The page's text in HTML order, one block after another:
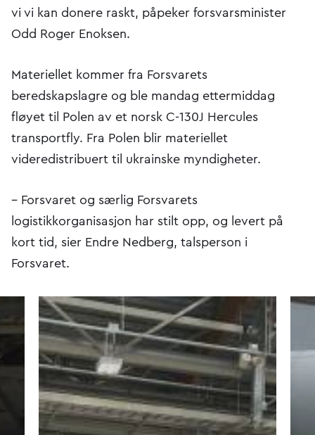
vi vi kan donere raskt, påpeker forsvarsminister
Odd Roger Enoksen.
Materiellet kommer fra Forsvarets
beredskapslagre og ble mandag ettermiddag
fløyet til Polen av et norsk C-130J Hercules
transportfly. Fra Polen blir materiellet
videredistribuert til ukrainske myndigheter.
– Forsvaret og særlig Forsvarets
logistikkorganisasjon har stilt opp, og levert på
kort tid, sier Endre Nedberg, talsperson i
Forsvaret.